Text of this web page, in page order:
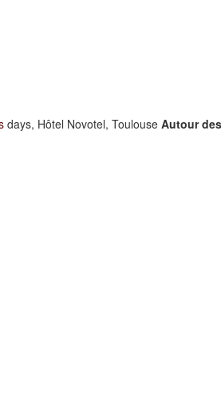
days, Hôtel Novotel, Toulouse Autour